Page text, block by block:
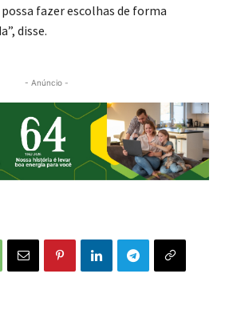
fazer escolhas de forma
disse.
- Anúncio -